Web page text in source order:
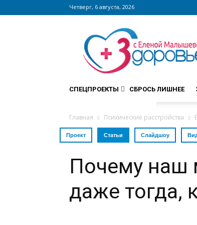
Четверг, 6 августа, 2026
Сайт
zdorovieinfo.ru
крупнейший
медицинский
интернет-
СПЕЦПРОЕКТЫ СБРОСЬ ЛИШНЕЕ
Главная Психические расстройства
Проект Статьи Слайдшоу
Почему наш
даже тогда,